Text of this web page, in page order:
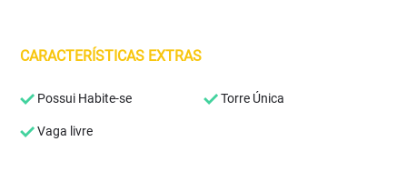
CARACTERÍSTICAS EXTRAS
Possui Habite-se Torre Única
Vaga livre